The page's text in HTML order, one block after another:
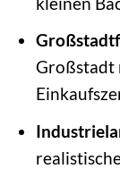
Großstadt